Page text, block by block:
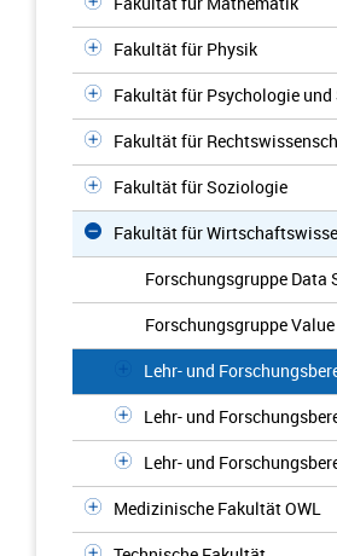
Fakultät für Physik
Fakultät für Psychologie
Fakultät für
Fakultät für Soziologie
Fakultät für
Forschungsgruppe Data
Forschungsgruppe
Lehr- und
Lehr- und
Lehr- und
Medizinische Fakultät OWL